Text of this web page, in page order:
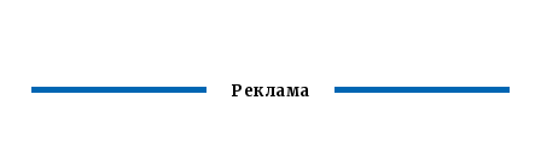
Реклама